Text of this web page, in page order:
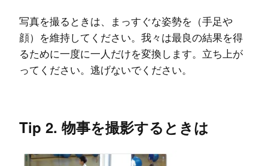
写真を撮るときは、まっすぐな姿勢を（手足や
顔）を維持してください。我々は最良の結果を得
るために一度に一人だけを変換します。立ち上が
ってください。逃げないでください。
Tip 2. 物事を撮影するときは